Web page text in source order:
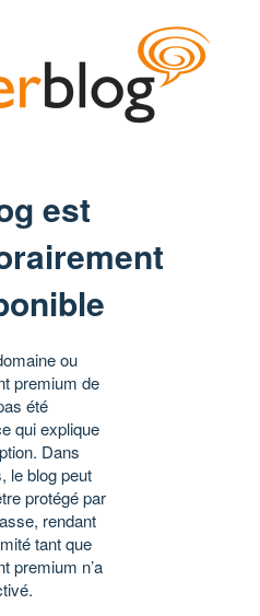
est
ou
premium de
été
qui explique
Dans
le blog peut
protégé par
rendant
tant que
premium n’a